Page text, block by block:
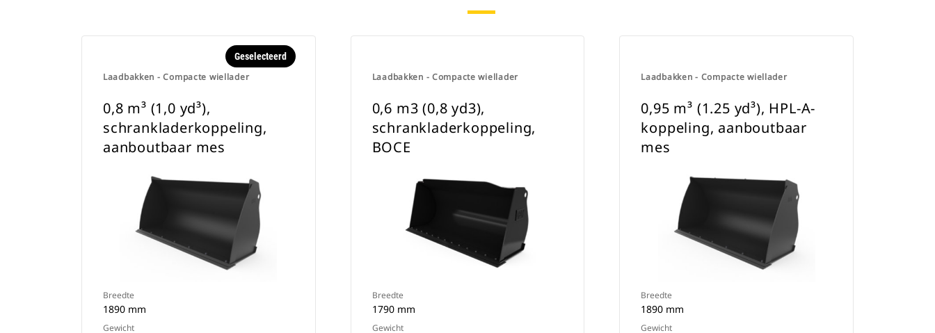
Laadbakken - Compacte wiellader
Geselecteerd
0,8 m³ (1,0 yd³),
schrankladerkoppeling,
aanboutbaar mes
Breedte
1890 mm
Gewicht
Laadbakken - Compacte wiellader
0,6 m3 (0,8 yd3),
schrankladerkoppeling,
BOCE
Breedte
1790 mm
Gewicht
Laadbakken - Compacte wiellader
0,95 m³ (1.25 yd³), HPL-A-
koppeling, aanboutbaar
mes
Breedte
1890 mm
Gewicht